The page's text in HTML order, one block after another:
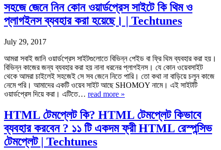
সহজে জেনে নিন কোন ওয়ার্ডপ্রেস সাইটে কি থিম ও
প্লাগইনস ব্যবহার করা হয়েছে। | Techtunes
July 29, 2017
আমরা সবাই জানি ওয়ার্ডপ্রেস সাইটগুলোতে বিভিন্ন পেইড বা ফ্রি থিম ব্যবহার করা হয়।
বিভিন্ন কাজের জন্য ব্যবহার করা হয় নানা ধরনের প্লাগইনস। যে কোন ওয়েবসাইট
থেকে আমরা চাইলেই সহজেই সে সব জেনে নিতে পারি। তো কথা না বাড়িয়ে চলুন কাজে
নেমে পরি। আমাদের একটি ওয়েব সাইট আছে SHOMOY নামে। এই সাইটটি
ওয়ার্ডপ্রেস দিয়ে করা। এটিতে… read more »
HTML টেমপ্লেট কি? HTML টেমপ্লেট কিভাবে
ব্যবহার করবেন ? ১১ টি একদম ফ্রী HTML রেস্পন্সিভ
টেমপ্লেট | Techtunes